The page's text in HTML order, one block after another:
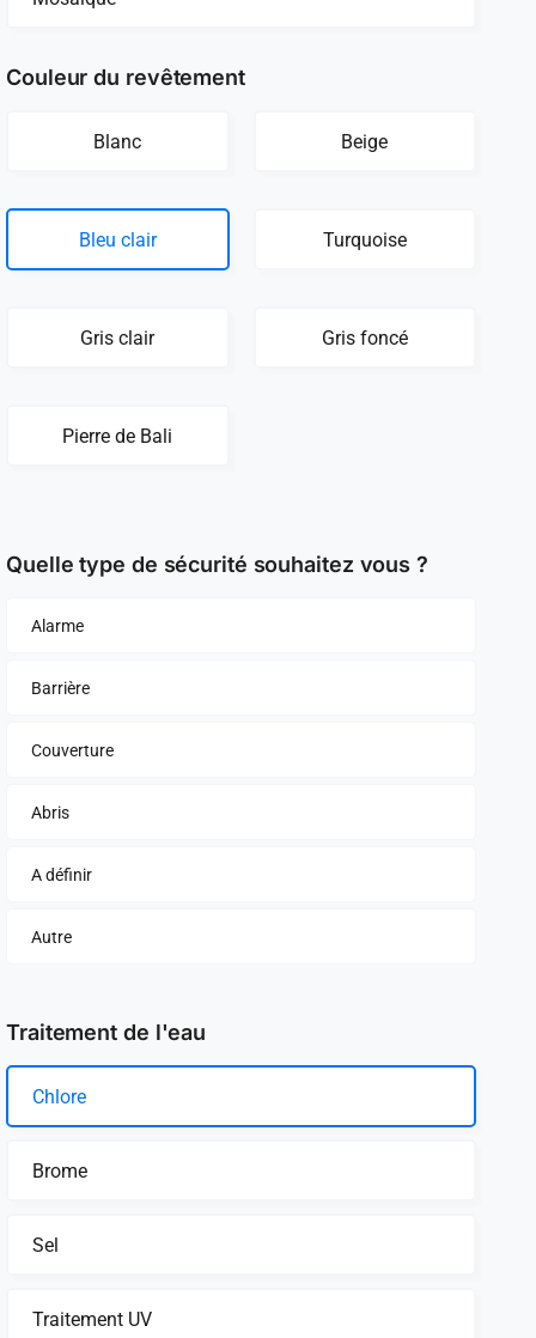
Couleur du revêtement
Blanc Beige
Bleu clair Turquoise
Gris clair Gris foncé
Pierre de Bali
Quelle type de sécurité souhaitez vous ?
Alarme
Barrière
Couverture
Abris
A définir
Autre
Traitement de l'eau
Chlore
Brome
Sel
Traitement UV